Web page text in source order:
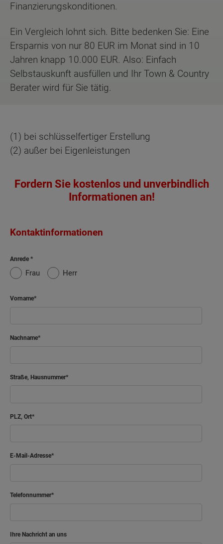
Finanzierungskonditionen.
Ein Vergleich lohnt sich. Bitte bedenken Sie: Eine
Ersparnis von nur 80 EUR im Monat sind in 10
Jahren knapp 10.000 EUR. Also: Einfach
Selbstauskunft ausfüllen und Ihr Town & Country
Berater wird für Sie tätig.
(1) bei schlüsselfertiger Erstellung
(2) außer bei Eigenleistungen
Fordern Sie kostenlos und unverbindlich
Informationen an!
Kontaktinformationen
Anrede
Frau Herr
Vorname
Nachname
Straße, Hausnummer
PLZ, Ort
E-Mail-Adresse
Telefonnummer
Ihre Nachricht an uns